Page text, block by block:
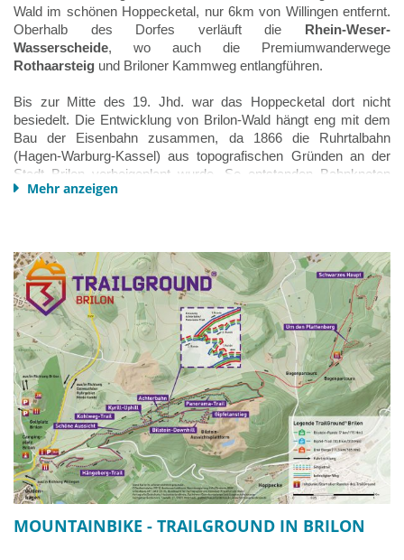
Wald im schönen Hoppecketal, nur 6km von Willingen entfernt.
Oberhalb des Dorfes verläuft die
Rhein-Weser-
Wasserscheide, wo auch die Premiumwanderwege
Rothaarsteig und Briloner Kammweg entlangführen.
Bis zur Mitte des 19. Jhd. war das Hoppecketal dort nicht
besiedelt. Die Entwicklung von Brilon-Wald hängt eng mit dem
Bau der Eisenbahn zusammen, da 1866 die Ruhrtalbahn
(Hagen-Warburg-Kassel) aus topografischen Gründen an der
Stadt Brilon vorbeigeplant wurde. So entstanden Bahnknoten
und Ort Brilon-Wald.
sind sowohl mit Auto als auch Bahn schnell erreichbar. Auch
zumDiemelseesind es nur 15km. Dadurch ist das Dorf der
ideale Ausgangspunkt für unternehmungslustige Sauerland-
Touristen und Rad-Urlauber.
Brilon-Wald ist Kurtaxe frei, dennoch empfiehlt sich der freiwillige
Erwerb derSauerland-Cardfür 1€ pro Person/Tag ab 14
Jahren, denn man genießt dadurchfreie Fahrt mit Bus & Bahn
im gesamten Sauerland und darüber hinaus Ermäßigungen in
vielen Freizeiteinrichtungen.
Mehr anzeigen
MOUNTAINBIKE - TRAILGROUND IN BRILON